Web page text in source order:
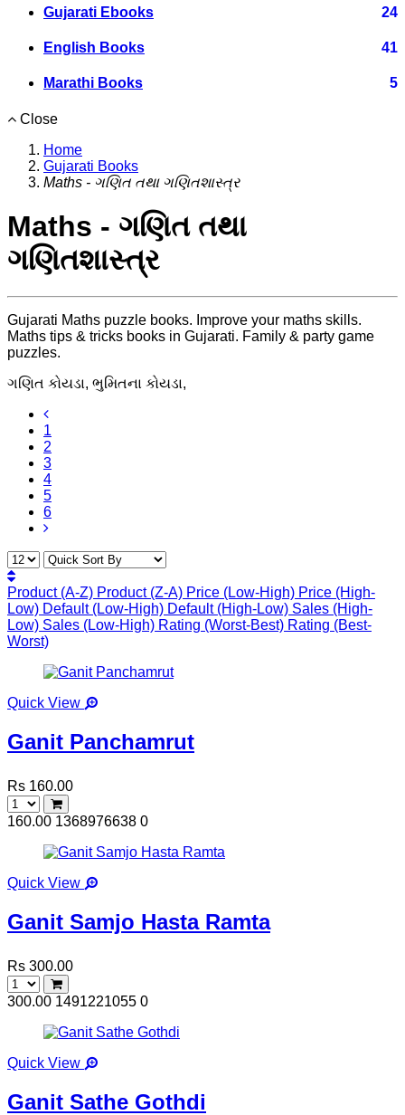
Gujarati Ebooks 24
English Books 41
Marathi Books 5
Close
Home
Gujarati Books
Maths - ગણિત તથા ગણિતશાસ્ત્ર
Maths - ગણિત તથા
ગણિતશાસ્ત્ર
Gujarati Maths puzzle books. Improve your maths skills.
Maths tips & tricks books in Gujarati. Family & party game
puzzles.
ગણિત કોયડા, ભુમિતના કોયડા,
1
2
3
4
5
6
Product (A-Z) Product (Z-A) Price (Low-High) Price (High-
Low) Default (Low-High) Default (High-Low) Sales (High-
Low) Sales (Low-High) Rating (Worst-Best) Rating (Best-
Worst)
Quick View
Ganit Panchamrut
Rs 160.00
160.00 1368976638 0
Quick View
Ganit Samjo Hasta Ramta
Rs 300.00
300.00 1491221055 0
Quick View
Ganit Sathe Gothdi